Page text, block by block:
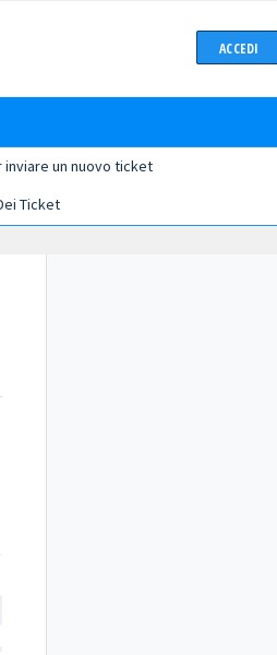
ACCEDI
inviare un nuovo ticket
Ticket